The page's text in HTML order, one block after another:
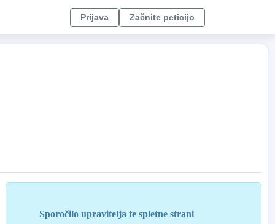
Prijava Začnite peticijo
Sporočilo upravitelja te spletne strani